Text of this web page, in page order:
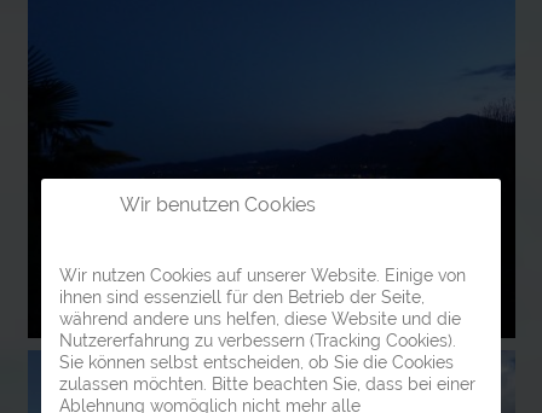
Wir benutzen Cookies
Wir nutzen Cookies auf unserer Website. Einige von
ihnen sind essenziell für den Betrieb der Seite,
während andere uns helfen, diese Website und die
Nutzererfahrung zu verbessern (Tracking Cookies).
Sie können selbst entscheiden, ob Sie die Cookies
zulassen möchten. Bitte beachten Sie, dass bei einer
Ablehnung womöglich nicht mehr alle